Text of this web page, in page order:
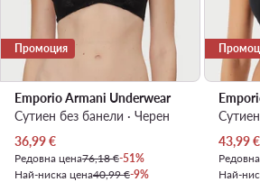
Промоция
Emporio Armani Underwear
Сутиен без банели · Черен
Актуална цена
36,99€
Редовна цена76,18 €-51%
Най-ниска цена40,99 €-9%
43,99€
Най-